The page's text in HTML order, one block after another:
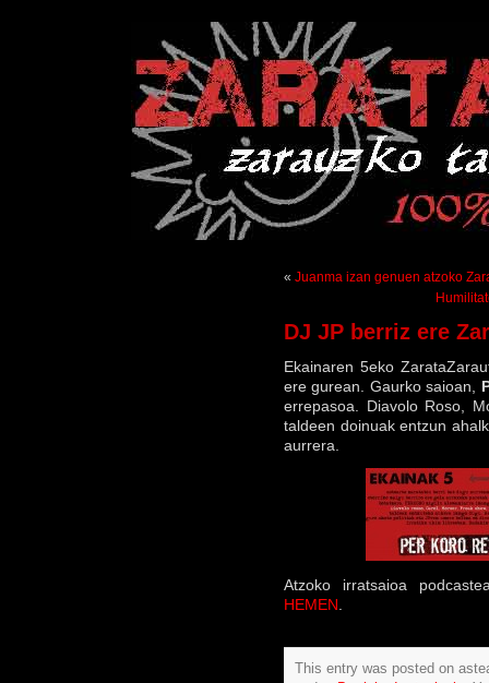
« Juanma izan genuen atzoko
DJ JP berriz ere
Ekainaren 5eko
ere gurean. Gaurko saioan,
errepasoa. Diavolo Roso,
taldeen doinuak entzun
aurrera.
Atzoko irratsaioa
HEMEN
This entry was posted on